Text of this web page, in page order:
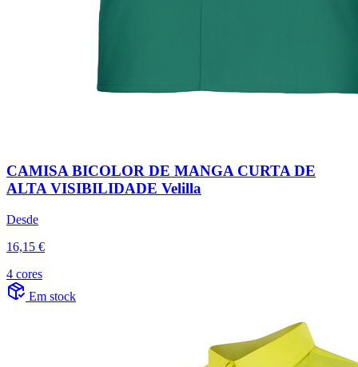
CAMISA BICOLOR DE MANGA CURTA DE
ALTA VISIBILIDADE Velilla
Desde
16,15 €
4 cores
Em stock